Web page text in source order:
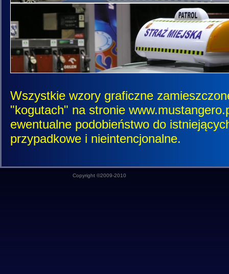
Wszystkie wzory graficzne
"kogutach" na stronie
ewentualne podobieństwo do
przypadkowe i nieintencjonalne.
Copyright ©2009-2010